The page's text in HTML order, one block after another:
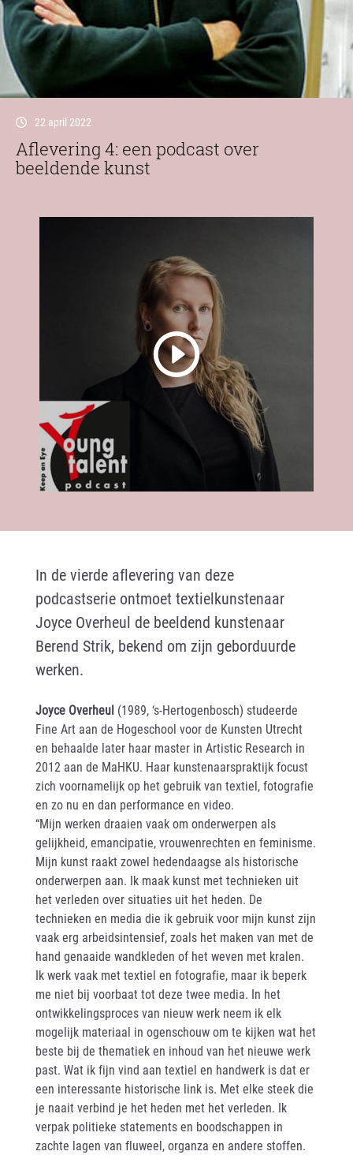
22 april 2022
Aflevering 4: een podcast over
beeldende kunst
In de vierde aflevering van deze
podcastserie ontmoet textielkunstenaar
Joyce Overheul de beeldend kunstenaar
Berend Strik, bekend om zijn geborduurde
werken.
Joyce Overheul (1989, ‘s-Hertogenbosch) studeerde
Fine Art aan de Hogeschool voor de Kunsten Utrecht
en behaalde later haar master in Artistic Research in
2012 aan de MaHKU. Haar kunstenaarspraktijk focust
zich voornamelijk op het gebruik van textiel, fotografie
en zo nu en dan performance en video.
“Mijn werken draaien vaak om onderwerpen als
gelijkheid, emancipatie, vrouwenrechten en feminisme.
Mijn kunst raakt zowel hedendaagse als historische
onderwerpen aan. Ik maak kunst met technieken uit
het verleden over situaties uit het heden. De
technieken en media die ik gebruik voor mijn kunst zijn
vaak erg arbeidsintensief, zoals het maken van met de
hand genaaide wandkleden of het weven met kralen.
Ik werk vaak met textiel en fotografie, maar ik beperk
me niet bij voorbaat tot deze twee media. In het
ontwikkelingsproces van nieuw werk neem ik elk
mogelijk materiaal in ogenschouw om te kijken wat het
beste bij de thematiek en inhoud van het nieuwe werk
past. Wat ik fijn vind aan textiel en handwerk is dat er
een interessante historische link is. Met elke steek die
je naait verbind je het heden met het verleden. Ik
verpak politieke statements en boodschappen in
zachte lagen van fluweel, organza en andere stoffen.